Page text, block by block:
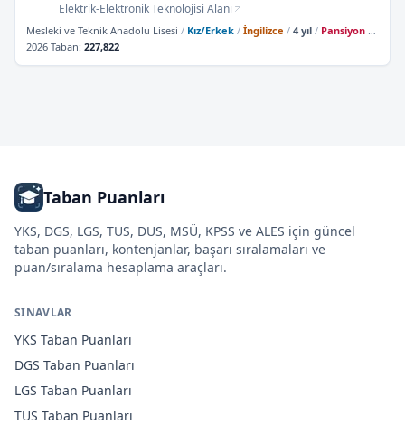
Elektrik-Elektronik Teknolojisi Alanı
Mesleki ve Teknik Anadolu Lisesi / Kız/Erkek / İngilizce / 4 yıl / Pansiyon Yok
2026 Taban: 227,822
Taban Puanları
YKS, DGS, LGS, TUS, DUS, MSÜ, KPSS ve ALES için güncel
taban puanları, kontenjanlar, başarı sıralamaları ve
puan/sıralama hesaplama araçları.
SINAVLAR
YKS Taban Puanları
DGS Taban Puanları
LGS Taban Puanları
TUS Taban Puanları